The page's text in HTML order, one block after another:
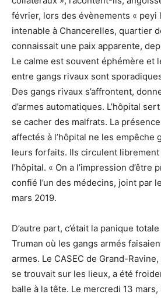
février, lors des évènements « peyi
intenable à Chancerelles, quartier
connaissait une paix apparente,
Le calme est souvent éphémère et
entre gangs rivaux sont
Des gangs rivaux s’affrontent,
d’armes automatiques. L’hôpital
se cacher des malfrats. La
affectés à l’hôpital ne les empêche
leurs forfaits. Ils circulent librement
l’hôpital. « On a l’impression d’être
confié l’un des médecins, joint par
mars 2019.
D’autre part, c’était la panique
Truman où les gangs armés
armes. Le CASEC de Grand-
se trouvait sur les lieux, a été
balle à la tête. Le mercredi 13